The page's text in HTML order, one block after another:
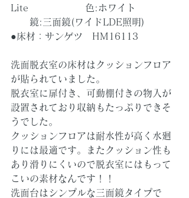
Lite　　　　　　色:ホワイト
鏡:三面鏡(ワイドLDE照明)
●床材：サンゲツ　HM16113
洗面脱衣室の床材はクッションフロア
が貼られていました。
脱衣室に扉付き、可動棚付きの物入が
設置されており収納もたっぷりできそ
うでした。
クッションフロアは耐水性が高く水廻
りには最適です。またクッション性も
あり滑りにくいので脱衣室にはもって
こいの素材なんです！！
洗面台はシンプルな三面鏡タイプで